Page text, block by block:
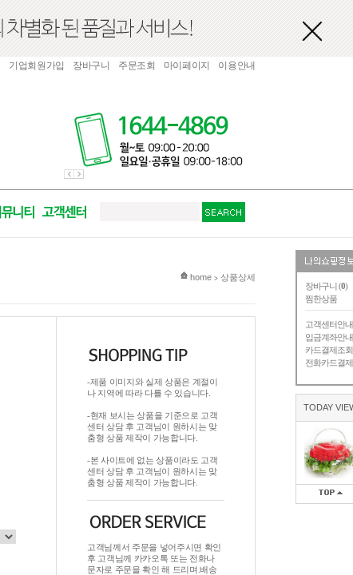
장바구니 (0)
찜한상품
고객센터안내
입금계좌안내
카드결제조회
전화카드결제
TODAY
기업회원가입 장바구니 주문조회 마이페이지 이용안내
현재 위치
home > 상품상세
-제품 이미지와 실제 상품은 계절이
나 지역에 따라 다를 수 있습니다.
-현재 보시는 상품을 기준으로 고객
센터 상담 후 고객님이 원하시는 맞
춤형 상품 제작이 가능합니다.
-본 사이트에 없는 상품이라도 고객
센터 상담 후 고객님이 원하시는 맞
춤형 상품 제작이 가능합니다.
고객님께서 주문을 넣어주시면 확인
후 고객님께 카카오톡 또는 전화나
문자로 주문을 확인 해 드리며.배송